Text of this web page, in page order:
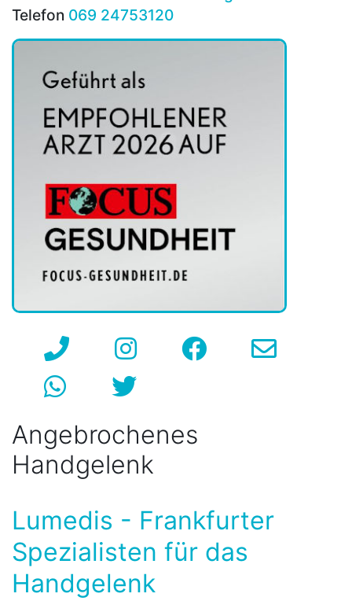
Telefon 069 24753120
Angebrochenes
Handgelenk
Lumedis - Frankfurter
Spezialisten für das
Handgelenk